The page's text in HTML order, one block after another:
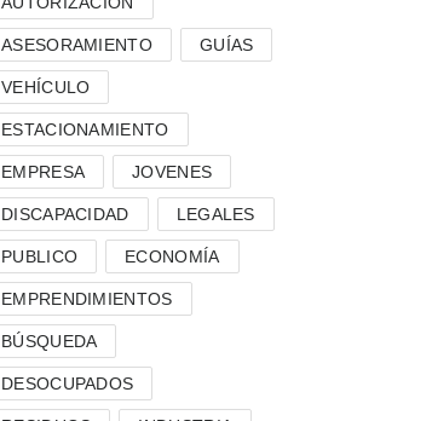
ASESORAMIENTO GUÍAS
VEHÍCULO
ESTACIONAMIENTO
EMPRESA JOVENES
DISCAPACIDAD LEGALES
PUBLICO ECONOMÍA
EMPRENDIMIENTOS
BÚSQUEDA
DESOCUPADOS